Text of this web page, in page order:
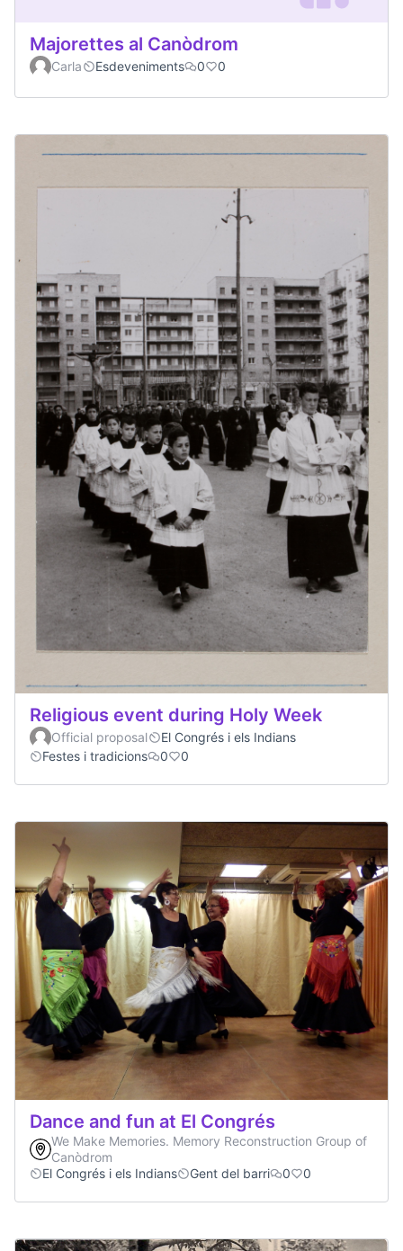
Majorettes al Canòdrom
Carla Esdeveniments 0 0
Religious event during Holy Week
Official proposal
El Congrés i els Indians
Festes i tradicions
0 0
Dance and fun at El Congrés
We Make Memories. Memory Reconstruction Group of
Canòdrom
El Congrés i els Indians
Gent del barri 0 0